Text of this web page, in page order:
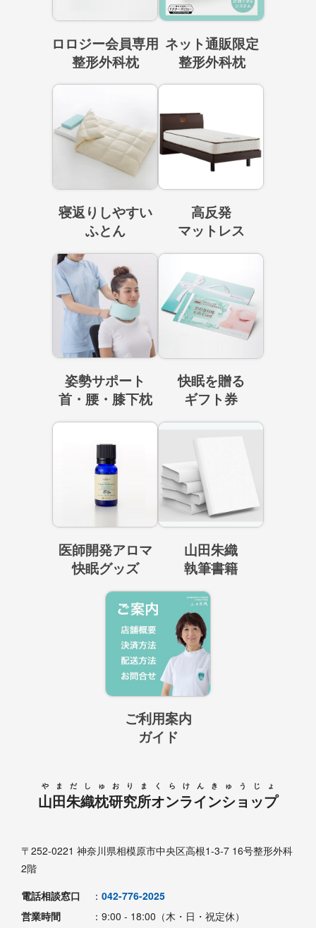
ロロジー会員専用
整形外科枕
ネット通販限定
整形外科枕
寝返りしやすい
ふとん
高反発
マットレス
姿勢サポート
首・腰・膝下枕
快眠を贈る
ギフト券
医師開発アロマ
快眠グッズ
山田朱織
執筆書籍
ご利用案内
ガイド
山田朱織枕研究所オンラインショップ
やまだしゅおりまくらけんきゅうじょ
〒252-0221 神奈川県相模原市中央区高根1-3-7 16号整形外科
2階
電話相談窓口
： 042-776-2025
営業時間
：9:00 - 18:00（木・日・祝定休）